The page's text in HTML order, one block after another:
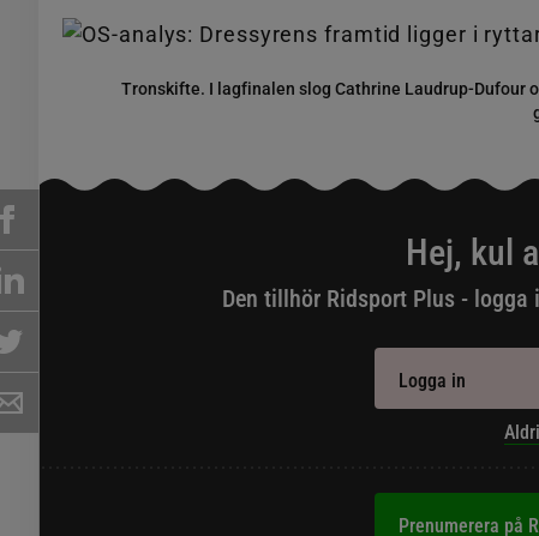
Tronskifte. I lagfinalen slog Cathrine Laudrup-Dufour
Hej, kul
Den tillhör Ridsport Plus -
Logga in
Prenumerera på